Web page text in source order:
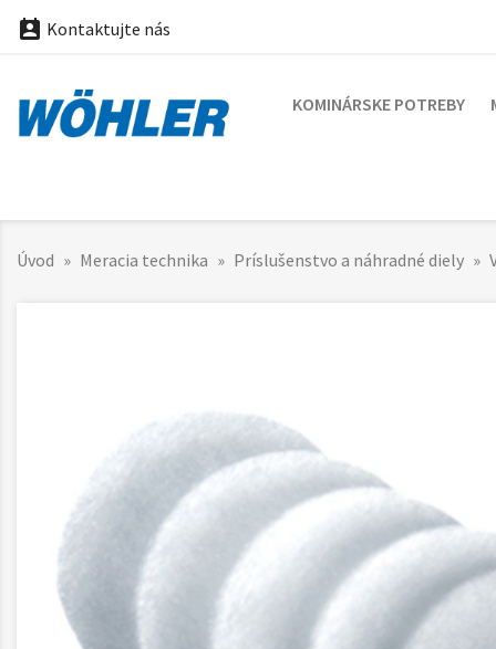
 Kontaktujte nás
KOMINÁRSKE POTREBY
Úvod Meracia technika Príslušenstvo a náhradné diely